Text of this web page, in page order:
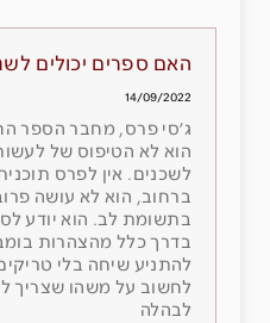
האם ספרים יכולים
14/09/2022
ג׳סי פרס, מחבר הספר
הוא לא הטיפוס של
לשכנים. אין לפרס
ברחוב, הוא לא עושה
בתשומת לב. הוא יודע
בדרך כלל מהצהרות
להתניע שיחה בלי
לחשוב על משהו שצריך
לבהלה